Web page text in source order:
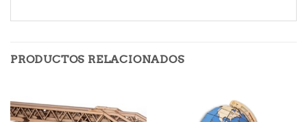
PRODUCTOS RELACIONADOS